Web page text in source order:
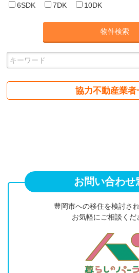
6SDK
7DK 10DK
協力不動産業者
お問い合わせ
豊岡市への移住を検討さ
お気軽にご相談くだ